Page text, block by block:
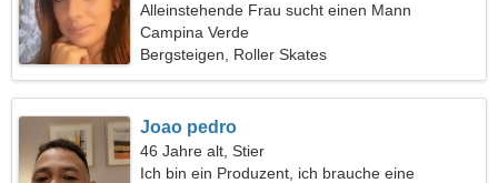
Alleinstehende Frau sucht einen Mann
Campina Verde
Bergsteigen, Roller Skates
Joao pedro
46 Jahre alt, Stier
Ich bin ein Produzent, ich brauche eine